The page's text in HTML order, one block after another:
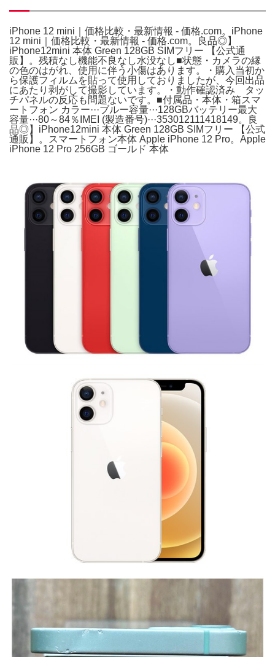
iPhone 12 mini｜価格比較・最新情報 - 価格.com。iPhone
12 mini｜価格比較・最新情報 - 価格.com。良品◎】
iPhone12mini 本体 Green 128GB SIMフリー 【公式通
販】。残積なし機能不良なし水没なし■状態・カメラの縁
の色のはがれ、使用に伴う小傷はあります。・購入当初か
ら保護フィルムを貼って使用しておりましたが、今回出品
にあたり剥がして撮影しています。・動作確認済み タッ
チパネルの反応も問題ないです。■付属品・本体・箱スマ
ートフォン カラー···ブルー容量···128GBバッテリー最大
容量···80～84％IMEI (製造番号)···353012111418149。良
品◎】iPhone12mini 本体 Green 128GB SIMフリー 【公式
通販】。スマートフォン本体 Apple iPhone 12 Pro。Apple
iPhone 12 Pro 256GB ゴールド 本体